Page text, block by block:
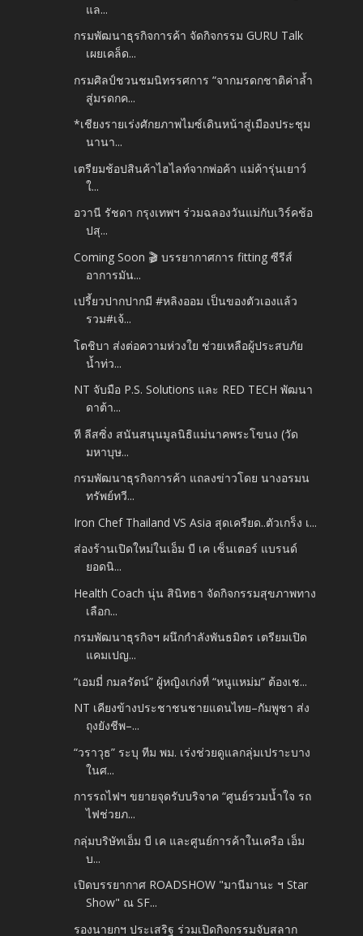
แล...
กรมพัฒนาธุรกิจการค้า จัดกิจกรรม GURU Talk
เผยเคล็ด...
กรมศิลป์ชวนชมนิทรรศการ “จากมรดกชาติค่าล้ำ
สู่มรดกค...
*เชียงรายเร่งศักยภาพไมซ์เดินหน้าสู่เมืองประชุม
นานา...
เตรียมช้อปสินค้าไฮไลท์จากพ่อค้า แม่ค้ารุ่นเยาว์
ใ...
อวานี รัชดา กรุงเทพฯ ร่วมฉลองวันแม่กับเวิร์คช้อ
ปสุ...
Coming Soon 🎬 บรรยากาศการ fitting ซีรีส์
อาการมัน...
เปรี้ยวปากปากมี #หลิงออม เป็นของตัวเองแล้ว
รวม#เจ้...
โตชิบา ส่งต่อความห่วงใย ช่วยเหลือผู้ประสบภัย
น้ำท่ว...
NT จับมือ P.S. Solutions และ RED TECH พัฒนา
ดาต้า...
ที ลีสซิ่ง สนันสนุนมูลนิธิแม่นาคพระโขนง (วัด
มหาบุษ...
กรมพัฒนาธุรกิจการค้า แถลงข่าวโดย นางอรมน
ทรัพย์ทวี...
Iron Chef Thailand VS Asia สุดเครียด..ตัวเกร็ง เ...
ส่องร้านเปิดใหม่ในเอ็ม บี เค เซ็นเตอร์ แบรนด์
ยอดนิ...
Health Coach นุ่น สินิทธา จัดกิจกรรมสุขภาพทาง
เลือก...
กรมพัฒนาธุรกิจฯ ผนึกกำลังพันธมิตร เตรียมเปิด
แคมเปญ...
“เอมมี่ กมลรัตน์” ผู้หญิงเก่งที่ “หนูแหม่ม” ต้องเช...
NT เคียงข้างประชาชนชายแดนไทย–กัมพูชา ส่ง
ถุงยังชีพ–...
“วราวุธ” ระบุ ทีม พม. เร่งช่วยดูแลกลุ่มเปราะบาง
ในศ...
การรถไฟฯ ขยายจุดรับบริจาค “ศูนย์รวมน้ำใจ รถ
ไฟช่วยภ...
กลุ่มบริษัทเอ็ม บี เค และศูนย์การค้าในเครือ เอ็ม
บ...
เปิดบรรยากาศ ROADSHOW "มานีมานะ ฯ Star
Show" ณ SF...
รองนายกฯ ประเสริฐ ร่วมเปิดกิจกรรมจับสลาก